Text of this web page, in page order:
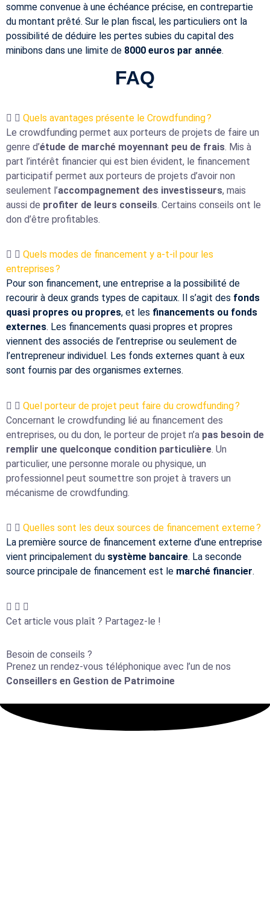
somme convenue à une échéance précise, en contrepartie
du montant prêté. Sur le plan fiscal, les particuliers ont la
possibilité de déduire les pertes subies du capital des
minibons dans une limite de 8000 euros par année.
FAQ
Quels avantages présente le Crowdfunding ?
Le crowdfunding permet aux porteurs de projets de faire un
genre d’étude de marché moyennant peu de frais. Mis à
part l’intérêt financier qui est bien évident, le financement
participatif permet aux porteurs de projets d’avoir non
seulement l’accompagnement des investisseurs, mais
aussi de profiter de leurs conseils. Certains conseils ont le
don d’être profitables.
Quels modes de financement y a-t-il pour les
entreprises ?
Pour son financement, une entreprise a la possibilité de
recourir à deux grands types de capitaux. Il s’agit des fonds
quasi propres ou propres, et les financements ou fonds
externes. Les financements quasi propres et propres
viennent des associés de l’entreprise ou seulement de
l’entrepreneur individuel. Les fonds externes quant à eux
sont fournis par des organismes externes.
Quel porteur de projet peut faire du crowdfunding ?
Concernant le crowdfunding lié au financement des
entreprises, ou du don, le porteur de projet n’a pas besoin de
remplir une quelconque condition particulière. Un
particulier, une personne morale ou physique, un
professionnel peut soumettre son projet à travers un
mécanisme de crowdfunding.
Quelles sont les deux sources de financement externe ?
La première source de financement externe d’une entreprise
vient principalement du système bancaire. La seconde
source principale de financement est le marché financier.
Cet article vous plaît ? Partagez-le !
Besoin de conseils ?
Prenez un rendez-vous téléphonique avec l’un de nos
Conseillers en Gestion de Patrimoine